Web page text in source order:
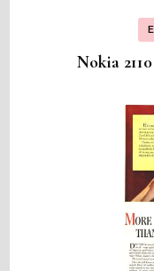
Nokia